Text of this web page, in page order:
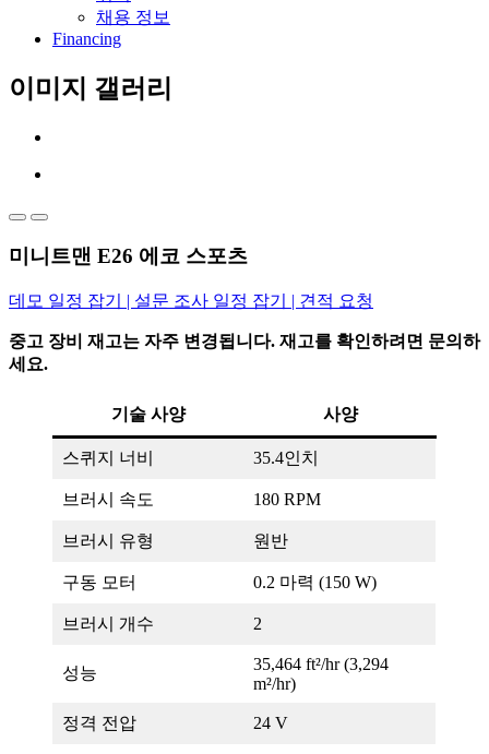
채용 정보
Financing
이미지 갤러리
미니트맨 E26 에코 스포츠
데모 일정 잡기 | 설문 조사 일정 잡기 | 견적 요청
중고 장비 재고는 자주 변경됩니다. 재고를 확인하려면 문의하
세요.
기술 사양 사양
스퀴지 너비 35.4인치
브러시 속도 180 RPM
브러시 유형 원반
구동 모터 0.2 마력 (150 W)
브러시 개수 2
성능
35,464 ft²/hr (3,294
m²/hr)
정격 전압 24 V